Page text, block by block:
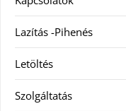
Lazítás -Pihenés
Letöltés
Szolgáltatás